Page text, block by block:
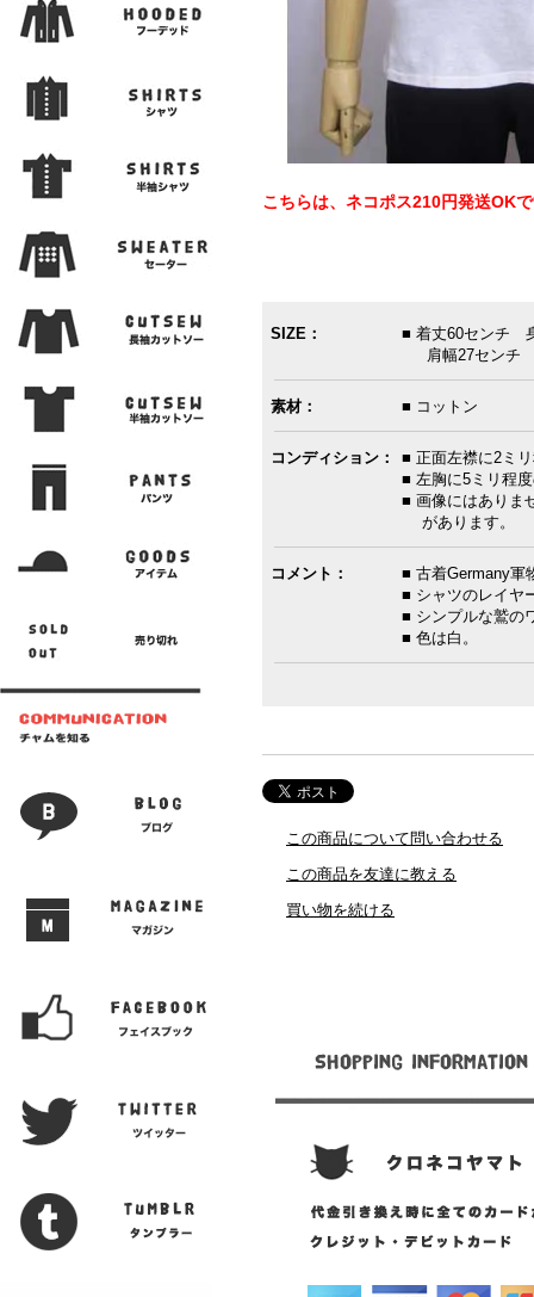
こちらは、ネコポス210円発送OK
SIZE：
■ 着丈60センチ
肩幅27センチ
素材： ■ コットン
コンディション：
■ 正面左襟に2ミ
■ 左胸に5ミリ程
■ 画像にはありま
があります。
コメント：
■ 古着Germany軍
■ シャツのレイヤ
■ シンプルな鷲の
■ 色は白。
この商品について問い合わせる
この商品を友達に教える
買い物を続ける